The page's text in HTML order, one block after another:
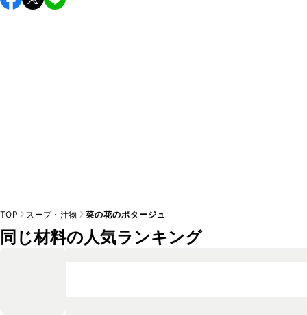
し上がりください。
TOP スープ・汁物 菜の花のポタージュ
同じ材料の人気ランキング